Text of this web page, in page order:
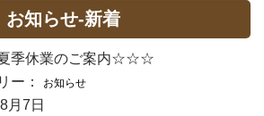
お知らせ-新着
休業のご案内☆☆☆
ー：
お知らせ
月7日